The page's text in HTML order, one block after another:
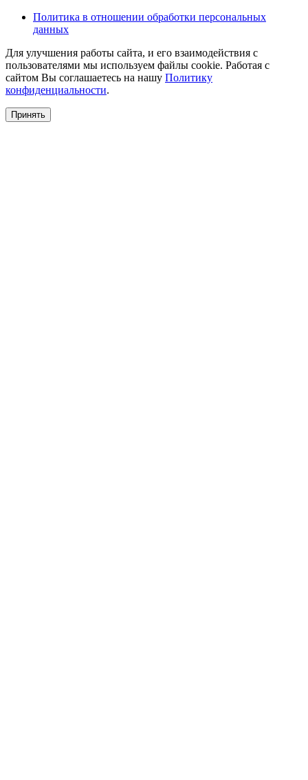
Политика в отношении обработки персональных
данных
Для улучшения работы сайта, и его взаимодействия с
пользователями мы используем файлы cookie. Работая с
сайтом Вы соглашаетесь на нашу Политику
конфиденциальности.
Принять